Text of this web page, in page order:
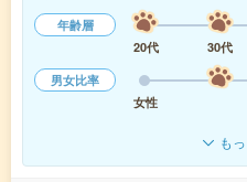
年齢層
20代
30代
男女比率
女性
も